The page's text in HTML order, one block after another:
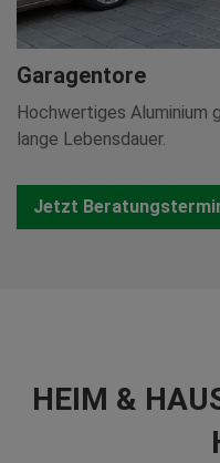
Garagentore
Hochwertiges Aluminium
lange Lebensdauer.
Jetzt
HEIM &